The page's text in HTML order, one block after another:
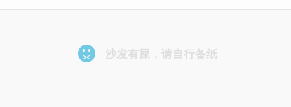
沙发有屎，请自行备纸